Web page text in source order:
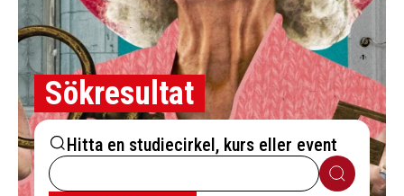
Sökresultat
Hitta en studiecirkel, kurs eller event
Sök